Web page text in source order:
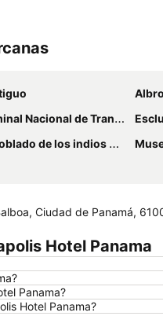
de Transporte de Albrook
de los indios Emberá
Ciudad de Panamá,
Hotel Panama
Panama?
Hotel Panama?